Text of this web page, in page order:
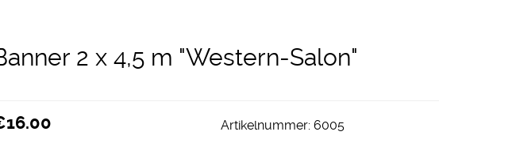
2 x 4,5 m "Western-Salon"
Artikelnummer: 6005